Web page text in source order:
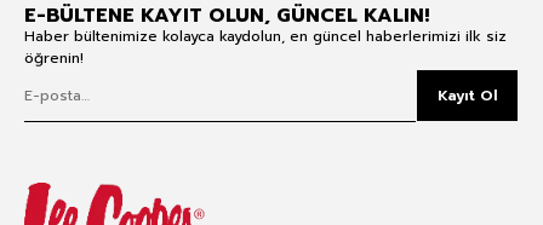
E-BÜLTENE KAYIT OLUN, GÜNCEL KALIN!
Haber bültenimize kolayca kaydolun, en güncel haberlerimizi ilk siz
öğrenin!
Kayıt Ol